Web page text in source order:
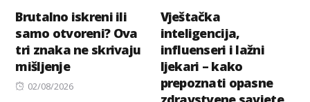
Brutalno iskreni ili
samo otvoreni? Ova
tri znaka ne skrivaju
mišljenje
Posted
02/08/2026
Vještačka
inteligencija,
influenseri i lažni
ljekari – kako
prepoznati opasne